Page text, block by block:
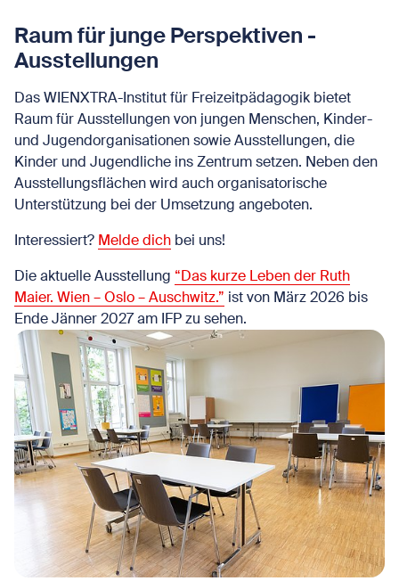
Raum für junge Perspektiven -
Ausstellungen
Das WIENXTRA-Institut für Freizeitpädagogik bietet
Raum für Ausstellungen von jungen Menschen, Kinder-
und Jugendorganisationen sowie Ausstellungen, die
Kinder und Jugendliche ins Zentrum setzen. Neben den
Ausstellungsflächen wird auch organisatorische
Unterstützung bei der Umsetzung angeboten.
Interessiert? Melde dich bei uns!
Die aktuelle Ausstellung “Das kurze Leben der Ruth
Maier. Wien – Oslo – Auschwitz.” ist von März 2026 bis
Ende Jänner 2027 am IFP zu sehen.